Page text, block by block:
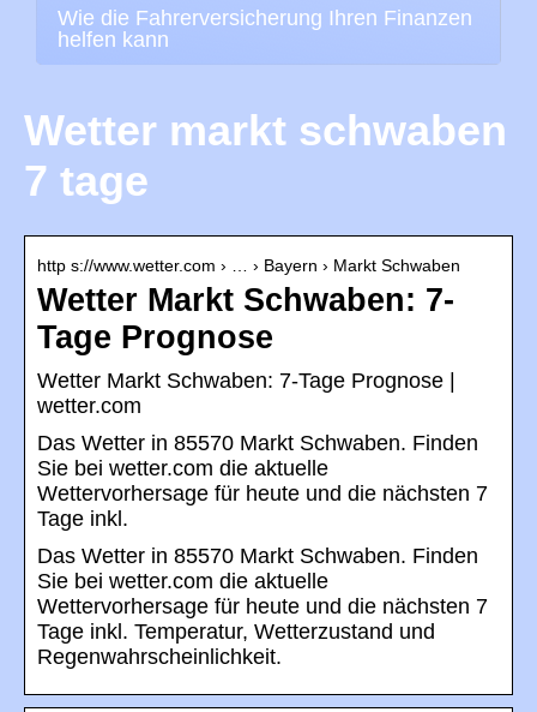
Wie die Fahrerversicherung Ihren Finanzen
helfen kann
Wetter markt schwaben
7 tage
http s://www.wetter.com › … › Bayern › Markt Schwaben
Wetter Markt Schwaben: 7-
Tage Prognose
Wetter Markt Schwaben: 7-Tage Prognose |
wetter.com
Das Wetter in 85570 Markt Schwaben. Finden
Sie bei wetter.com die aktuelle
Wettervorhersage für heute und die nächsten 7
Tage inkl.
Das Wetter in 85570 Markt Schwaben. Finden
Sie bei wetter.com die aktuelle
Wettervorhersage für heute und die nächsten 7
Tage inkl. Temperatur, Wetterzustand und
Regenwahrscheinlichkeit.